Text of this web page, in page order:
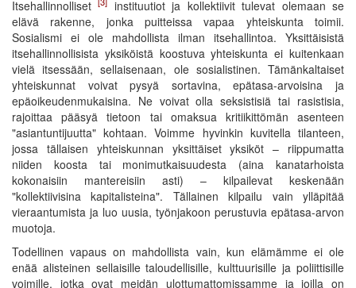
Itsehallinnolliset
instituutiot ja kollektiivit tulevat olemaan se
elävä rakenne, jonka puitteissa vapaa yhteiskunta toimii.
Sosialismi ei ole mahdollista ilman itsehallintoa. Yksittäisistä
itsehallinnollisista yksiköistä koostuva yhteiskunta ei kuitenkaan
vielä itsessään, sellaisenaan, ole sosialistinen. Tämänkaltaiset
yhteiskunnat voivat pysyä sortavina, epätasa-arvoisina ja
epäoikeudenmukaisina. Ne voivat olla seksistisiä tai rasistisia,
rajoittaa pääsyä tietoon tai omaksua kritiikittömän asenteen
"asiantuntijuutta" kohtaan. Voimme hyvinkin kuvitella tilanteen,
jossa tällaisen yhteiskunnan yksittäiset yksiköt – riippumatta
niiden koosta tai monimutkaisuudesta (aina kanatarhoista
kokonaisiin mantereisiin asti) – kilpailevat keskenään
"kollektiivisina kapitalisteina". Tällainen kilpailu vain ylläpitää
vieraantumista ja luo uusia, työnjakoon perustuvia epätasa-arvon
muotoja.
Todellinen vapaus on mahdollista vain, kun elämämme ei ole
enää alisteinen sellaisille taloudellisille, kulttuurisille ja poliittisille
voimille, jotka ovat meidän ulottumattomissamme ja joilla on